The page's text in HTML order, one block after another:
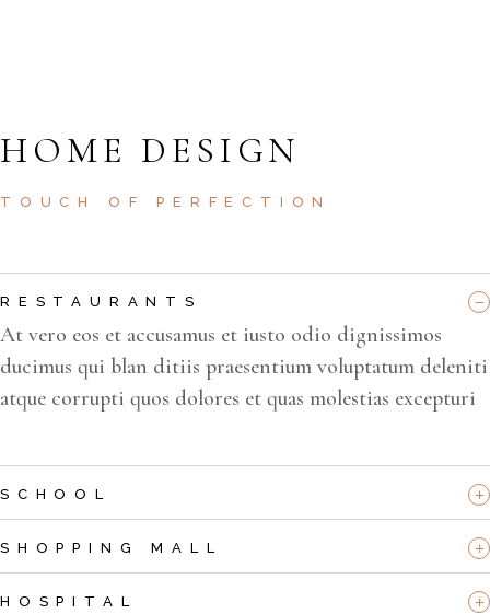
HOME DESIGN
TOUCH OF PERFECTION
RESTAURANTS
At vero eos et accusamus et iusto odio dignissimos
ducimus qui blan ditiis praesentium voluptatum deleniti
atque corrupti quos dolores et quas molestias excepturi
SCHOOL
SHOPPING MALL
HOSPITAL